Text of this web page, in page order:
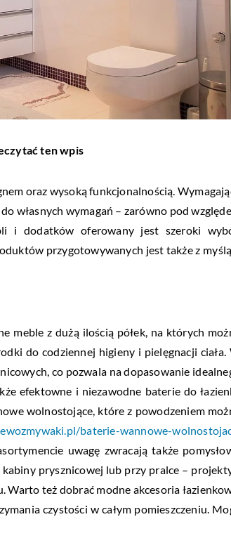
ten wpis
oraz wysoką funkcjonalnością.
własnych wymagań – zarówno pod
i dodatków oferowany jest szeroki
przygotowywanych jest także z
meble z dużą ilością półek, na których
do codziennej higieny i pielęgnacji ciała.
co pozwala na dopasowanie
efektowne i niezawodne baterie do
wolnostojące, które z powodzeniem
baterie-wannowe-
uwagę zwracają także
prysznicowej lub przy pralce –
Warto też dobrać modne akcesoria
czystości w całym pomieszczeniu.